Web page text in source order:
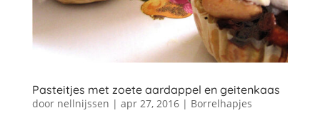
Pasteitjes met zoete aardappel en geitenkaas
door nellnijssen | apr 27, 2016| Borrelhapjes